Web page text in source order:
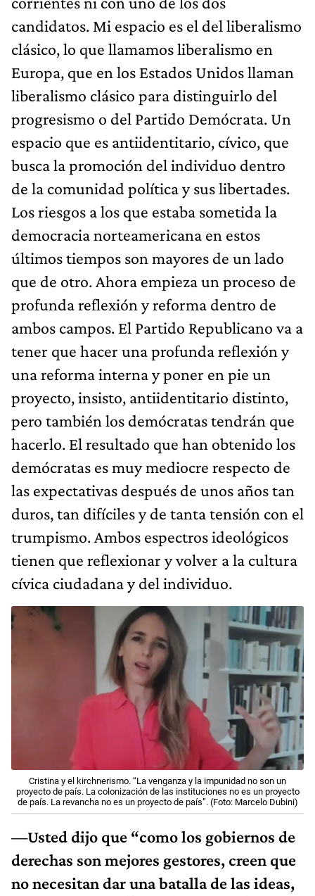
candidatos. Mi espacio es el del liberalismo
clásico, lo que llamamos liberalismo en
Europa, que en los Estados Unidos llaman
liberalismo clásico para distinguirlo del
progresismo o del Partido Demócrata. Un
espacio que es antiidentitario, cívico, que
busca la promoción del individuo dentro
de la comunidad política y sus libertades.
Los riesgos a los que estaba sometida la
democracia norteamericana en estos
últimos tiempos son mayores de un lado
que de otro. Ahora empieza un proceso de
profunda reflexión y reforma dentro de
ambos campos. El Partido Republicano va a
tener que hacer una profunda reflexión y
una reforma interna y poner en pie un
proyecto, insisto, antiidentitario distinto,
pero también los demócratas tendrán que
hacerlo. El resultado que han obtenido los
demócratas es muy mediocre respecto de
las expectativas después de unos años tan
duros, tan difíciles y de tanta tensión con el
trumpismo. Ambos espectros ideológicos
tienen que reflexionar y volver a la cultura
cívica ciudadana y del individuo.
Cristina y el kirchnerismo. “La venganza y la impunidad no son un
proyecto de país. La colonización de las instituciones no es un proyecto
de país. La revancha no es un proyecto de país”. (Foto: Marcelo Dubini)
—Usted dijo que “como los gobiernos de
derechas son mejores gestores, creen que
no necesitan dar una batalla de las ideas,